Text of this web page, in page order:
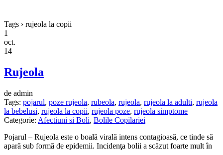
Tags › rujeola la copii
1
oct.
14
Rujeola
de admin
Tags: pojarul, poze rujeola, rubeola, rujeola, rujeola la adulti, rujeola
la bebelusi, rujeola la copii, rujeola poze, rujeola simptome
Categorie: Afectiuni si Boli, Bolile Copilariei
Pojarul – Rujeola este o boală virală intens contagioasă, ce tinde să
apară sub formă de epidemii. Incidenţa bolii a scăzut foarte mult în